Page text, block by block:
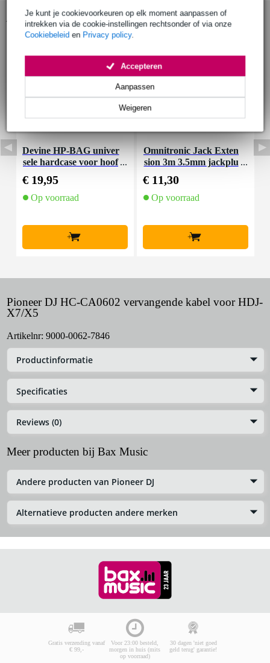
Je kunt je cookievoorkeuren op elk moment aanpassen of
intrekken via de cookie-instellingen rechtsonder of via onze
Cookiebeleid en Privacy policy.
Weigeren
Aanpassen
Accepteren
Accessoires (4)
Devine HP-BAG univer
sele hardcase voor hoof
€ 19,95
Op voorraad
+
Omnitronic Jack Exten
sion 3m 3.5mm jackplu
€ 11,30
Op voorraad
+
Pioneer DJ HC-CA0602 vervangende kabel voor HDJ-
X7/X5
Artikelnr: 9000-0062-7846
Productinformatie
Specificaties
Reviews (0)
Meer producten bij Bax Music
Andere producten van Pioneer DJ
Alternatieve producten andere merken
Gratis verzending vanaf
€ 99,-
Voor 23:00 besteld,
morgen in huis (mits
op voorraad)
30 dagen 'niet goed
geld terug' garantie!